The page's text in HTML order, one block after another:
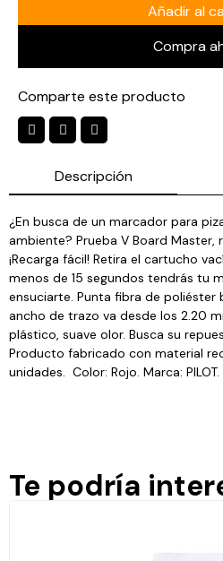
Añadir al
Compra
Comparte este producto
Descripción
¿En busca de un marcador para
ambiente? Prueba V Board Master,
¡Recarga fácil! Retira el cartucho
menos de 15 segundos tendrás tu
ensuciarte. Punta fibra de poliéster
ancho de trazo va desde los 2.20
plástico, suave olor. Busca su
Producto fabricado con material
unidades. Color: Rojo. Marca: PILOT.
Te podría